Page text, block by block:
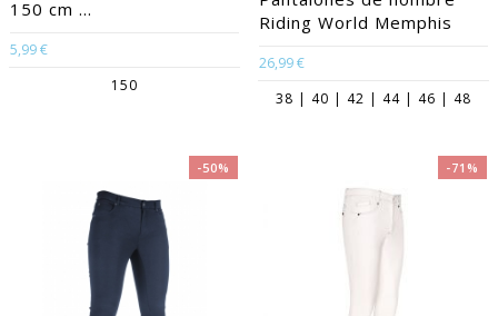
150 cm ...
5,99 €
150
Riding World Memphis
26,99 €
38 | 40 | 42 | 44 | 46 | 48
-50% -71%